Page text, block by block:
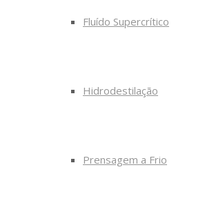
Fluído Supercrítico
Hidrodestilação
Prensagem a Frio